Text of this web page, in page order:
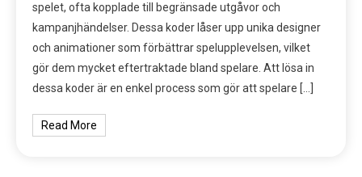
spelet, ofta kopplade till begränsade utgåvor och
kampanjhändelser. Dessa koder låser upp unika designer
och animationer som förbättrar spelupplevelsen, vilket
gör dem mycket eftertraktade bland spelare. Att lösa in
dessa koder är en enkel process som gör att spelare […]
Read More